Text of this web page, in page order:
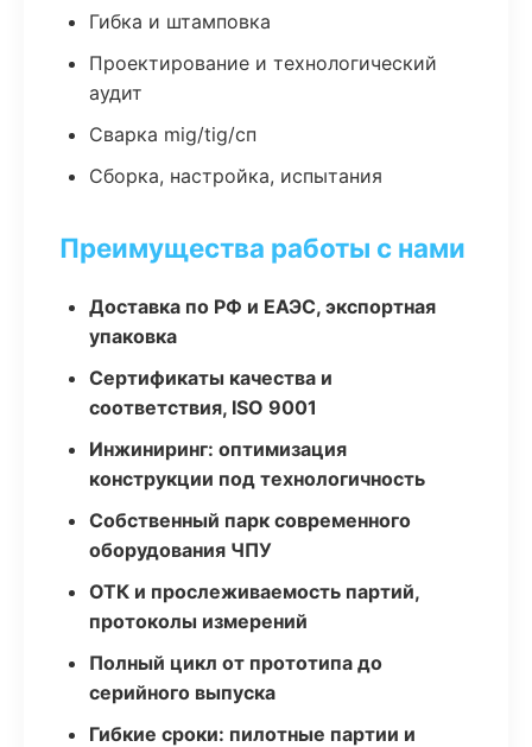
Гибка и штамповка
Проектирование и технологический
аудит
Сварка mig/tig/сп
Сборка, настройка, испытания
Преимущества работы с нами
Доставка по РФ и ЕАЭС, экспортная
упаковка
Сертификаты качества и
соответствия, ISO 9001
Инжиниринг: оптимизация
конструкции под технологичность
Собственный парк современного
оборудования ЧПУ
ОТК и прослеживаемость партий,
протоколы измерений
Полный цикл от прототипа до
серийного выпуска
Гибкие сроки: пилотные партии и